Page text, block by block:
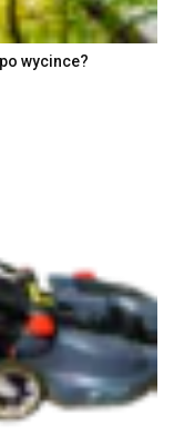
wycince?